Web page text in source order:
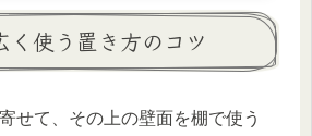
く使う置き方のコツ
せて、その上の壁面を棚で使う